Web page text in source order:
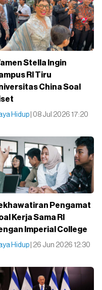
Stella Ingin
RI Tiru
China Soal
Hidup | 08 Jul 2026 17:20
Pengamat
Kerja Sama RI
Imperial College
Hidup | 26 Jun 2026 12:30